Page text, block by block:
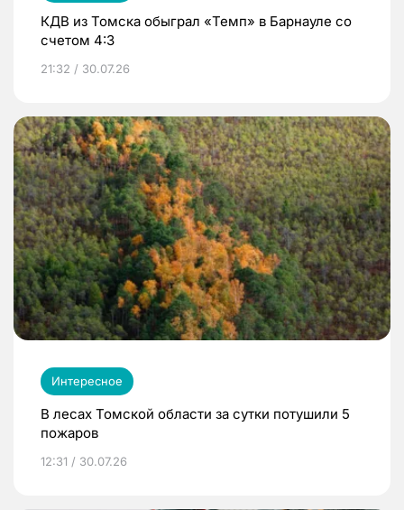
КДВ из Томска обыграл «Темп» в Барнауле со
счетом 4:3
21:32 / 30.07.26
Интересное
В лесах Томской области за сутки потушили 5
пожаров
12:31 / 30.07.26